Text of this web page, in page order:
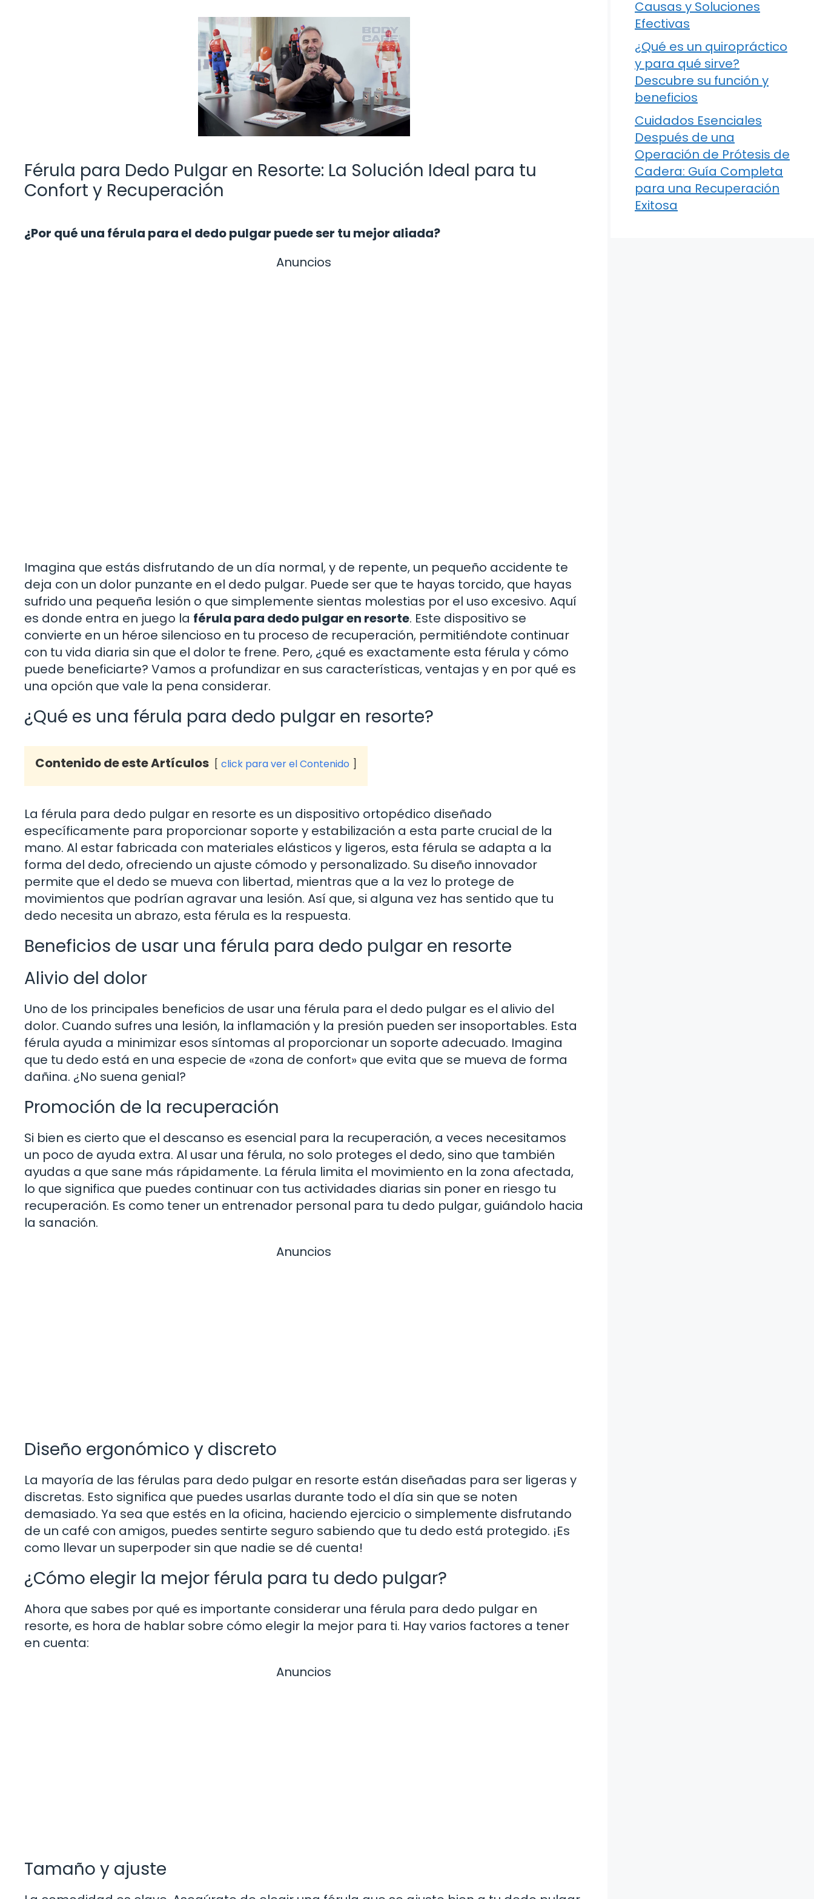
Férula para Dedo Pulgar en Resorte: La Solución Ideal para tu
Confort y Recuperación
¿Por qué una férula para el dedo pulgar puede ser tu mejor aliada?
Anuncios
Imagina que estás disfrutando de un día normal, y de repente, un pequeño accidente te
deja con un dolor punzante en el dedo pulgar. Puede ser que te hayas torcido, que hayas
sufrido una pequeña lesión o que simplemente sientas molestias por el uso excesivo. Aquí
es donde entra en juego la férula para dedo pulgar en resorte. Este dispositivo se
convierte en un héroe silencioso en tu proceso de recuperación, permitiéndote continuar
con tu vida diaria sin que el dolor te frene. Pero, ¿qué es exactamente esta férula y cómo
puede beneficiarte? Vamos a profundizar en sus características, ventajas y en por qué es
una opción que vale la pena considerar.
¿Qué es una férula para dedo pulgar en resorte?
Contenido de este Artículos click para ver el Contenido
La férula para dedo pulgar en resorte es un dispositivo ortopédico diseñado
específicamente para proporcionar soporte y estabilización a esta parte crucial de la
mano. Al estar fabricada con materiales elásticos y ligeros, esta férula se adapta a la
forma del dedo, ofreciendo un ajuste cómodo y personalizado. Su diseño innovador
permite que el dedo se mueva con libertad, mientras que a la vez lo protege de
movimientos que podrían agravar una lesión. Así que, si alguna vez has sentido que tu
dedo necesita un abrazo, esta férula es la respuesta.
Beneficios de usar una férula para dedo pulgar en resorte
Alivio del dolor
Uno de los principales beneficios de usar una férula para el dedo pulgar es el alivio del
dolor. Cuando sufres una lesión, la inflamación y la presión pueden ser insoportables. Esta
férula ayuda a minimizar esos síntomas al proporcionar un soporte adecuado. Imagina
que tu dedo está en una especie de «zona de confort» que evita que se mueva de forma
dañina. ¿No suena genial?
Promoción de la recuperación
Si bien es cierto que el descanso es esencial para la recuperación, a veces necesitamos
un poco de ayuda extra. Al usar una férula, no solo proteges el dedo, sino que también
ayudas a que sane más rápidamente. La férula limita el movimiento en la zona afectada,
lo que significa que puedes continuar con tus actividades diarias sin poner en riesgo tu
recuperación. Es como tener un entrenador personal para tu dedo pulgar, guiándolo hacia
la sanación.
Anuncios
Diseño ergonómico y discreto
La mayoría de las férulas para dedo pulgar en resorte están diseñadas para ser ligeras y
discretas. Esto significa que puedes usarlas durante todo el día sin que se noten
demasiado. Ya sea que estés en la oficina, haciendo ejercicio o simplemente disfrutando
de un café con amigos, puedes sentirte seguro sabiendo que tu dedo está protegido. ¡Es
como llevar un superpoder sin que nadie se dé cuenta!
¿Cómo elegir la mejor férula para tu dedo pulgar?
Ahora que sabes por qué es importante considerar una férula para dedo pulgar en
resorte, es hora de hablar sobre cómo elegir la mejor para ti. Hay varios factores a tener
en cuenta:
Anuncios
Tamaño y ajuste
Causas y Soluciones
Efectivas
¿Qué es un quiropráctico
y para qué sirve?
Descubre su función y
beneficios
Cuidados Esenciales
Después de una
Operación de Prótesis de
Cadera: Guía Completa
para una Recuperación
Exitosa